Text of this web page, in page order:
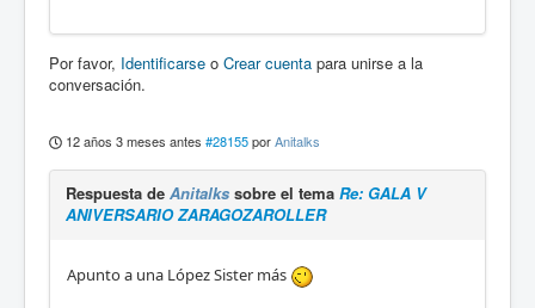
Por favor, Identificarse o Crear cuenta para unirse a la
conversación.
12 años 3 meses antes #28155porAnitalks
Respuesta de Anitalks sobre el tema Re: GALA V
ANIVERSARIO ZARAGOZAROLLER
Apunto a una López Sister más